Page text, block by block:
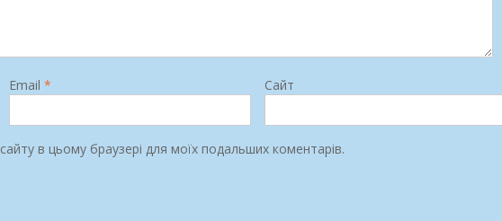
Email * Сайт
в цьому браузері для моїх подальших коментарів.